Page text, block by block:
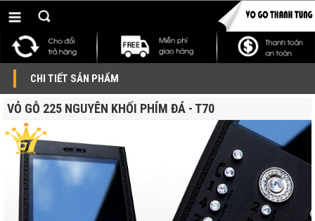
CHI TIẾT SẢN PHẨM
VỎ GỖ 225 NGUYÊN KHỐI PHÍM ĐÁ - T70